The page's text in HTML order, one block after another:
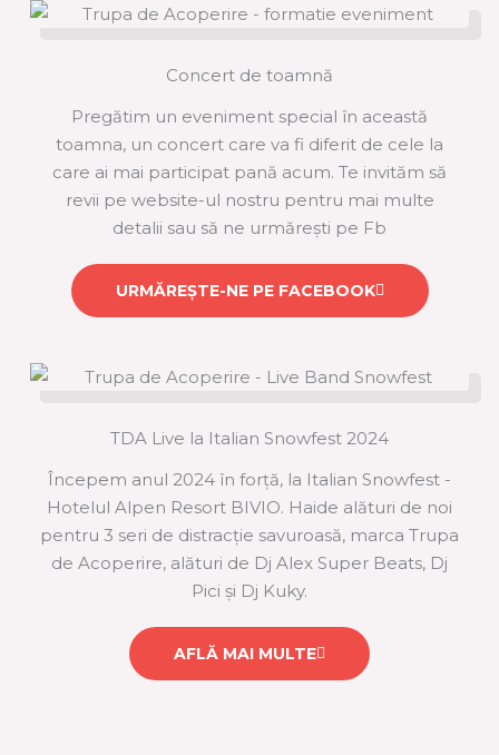
Concert de toamnă
Pregătim un eveniment special în această
toamna, un concert care va fi diferit de cele la
care ai mai participat pană acum. Te invităm să
revii pe website-ul nostru pentru mai multe
detalii sau să ne urmărești pe Fb
URMĂREȘTE-NE PE FACEBOOK
TDA Live la Italian Snowfest 2024
Începem anul 2024 în forță, la Italian Snowfest -
Hotelul Alpen Resort BIVIO. Haide alături de noi
pentru 3 seri de distracție savuroasă, marca Trupa
de Acoperire, alături de Dj Alex Super Beats, Dj
Pici și Dj Kuky.
AFLĂ MAI MULTE